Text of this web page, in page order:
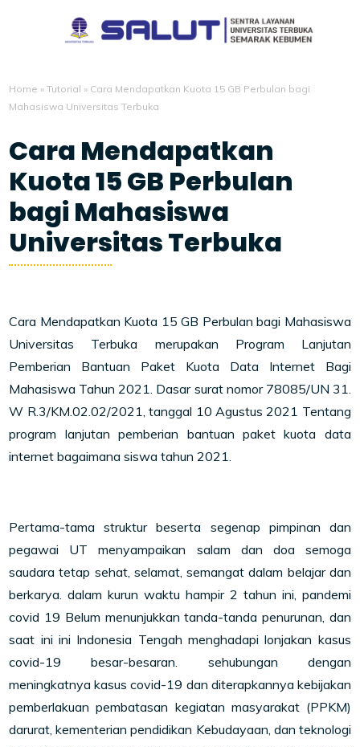
Home »Tutorial » Cara Mendapatkan Kuota 15 GB Perbulan bagi
Mahasiswa Universitas Terbuka
Cara Mendapatkan
Kuota 15 GB Perbulan
bagi Mahasiswa
Universitas Terbuka
Cara Mendapatkan Kuota 15 GB Perbulan bagi Mahasiswa
Universitas Terbuka merupakan Program Lanjutan
Pemberian Bantuan Paket Kuota Data Internet Bagi
Mahasiswa Tahun 2021. Dasar surat nomor 78085/UN 31.
W R.3/KM.02.02/2021, tanggal 10 Agustus 2021 Tentang
program lanjutan pemberian bantuan paket kuota data
internet bagaimana siswa tahun 2021.
Pertama-tama struktur beserta segenap pimpinan dan
pegawai UT menyampaikan salam dan doa semoga
saudara tetap sehat, selamat, semangat dalam belajar dan
berkarya. dalam kurun waktu hampir 2 tahun ini, pandemi
covid 19 Belum menunjukkan tanda-tanda penurunan, dan
saat ini ini Indonesia Tengah menghadapi lonjakan kasus
covid-19 besar-besaran. sehubungan dengan
meningkatnya kasus covid-19 dan diterapkannya kebijakan
pemberlakuan pembatasan kegiatan masyarakat (PPKM)
darurat, kementerian pendidikan Kebudayaan, dan teknologi